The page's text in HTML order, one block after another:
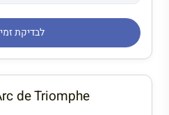
לבדיקת
de Triomphe